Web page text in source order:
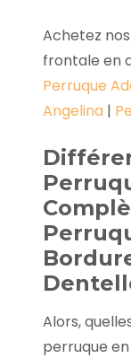
Achetez
frontale en
Perruque
Angelina |
Alors,
perruque